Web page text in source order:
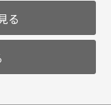
る